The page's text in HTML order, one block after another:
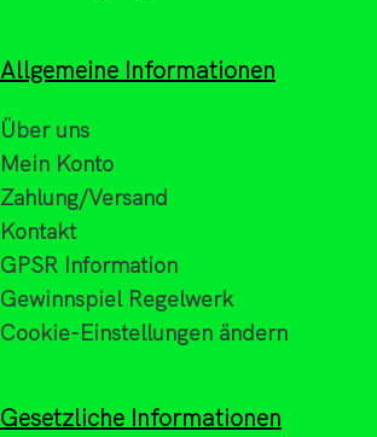
Allgemeine Informationen
Über uns
Mein Konto
Zahlung/Versand
Kontakt
GPSR Information
Gewinnspiel Regelwerk
Cookie-Einstellungen ändern
Gesetzliche Informationen